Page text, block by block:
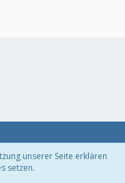
unserer Seite erklären
setzen.